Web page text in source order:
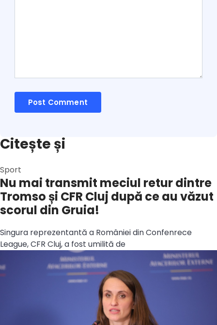
Citește și
Sport
Nu mai transmit meciul retur dintre
Tromso și CFR Cluj după ce au văzut
scorul din Gruia!
Singura reprezentantă a României din Confenrece
League, CFR Cluj, a fost umilită de